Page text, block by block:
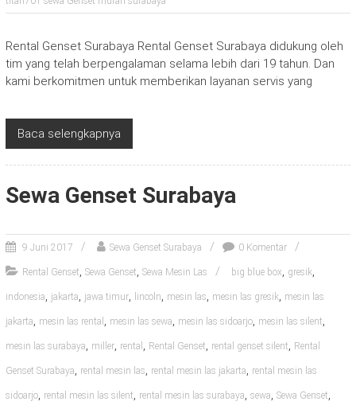
Rental Genset Surabaya Rental Genset Surabaya didukung oleh
tim yang telah berpengalaman selama lebih dari 19 tahun. Dan
kami berkomitmen untuk memberikan layanan servis yang
Baca selengkapnya
Sewa Genset Surabaya
9 Juni 2017 Sewa Genset Surabaya 0 Komentar
Rental Genset, Sewa Genset, Sewa Mesin Las big blue box, gresik,
indonesia, jakarta, jawa timur, lincoln, mesin las, mesin las gresik, mesin las
jakarta, mesin las rental , mesin las sewa, mesin las sidoarjo, mesin las silent,
mesin las surabaya, miller, rental , Rental Genset, rental genset silent, Rental
Genset Surabaya, rental mesin las, rental mesin las jakarta, rental mesin las
sidoarjo, rental mesin las silent, rental mesin las surabaya, sewa, Sewa Genset,